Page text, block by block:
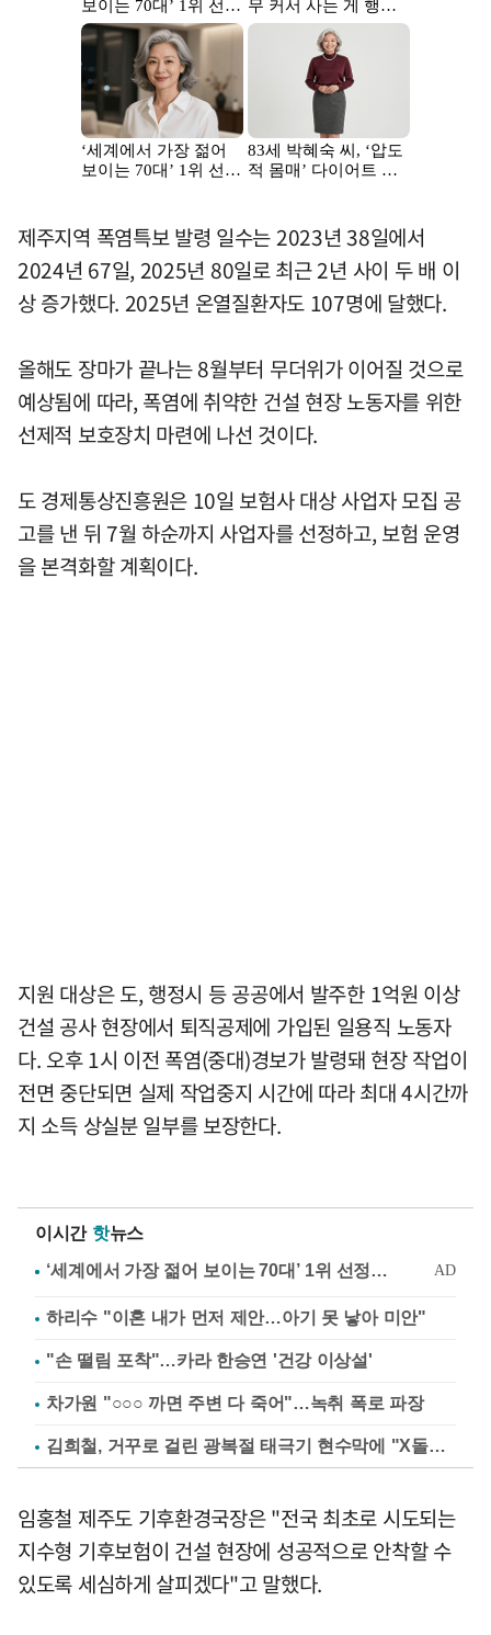
제주지역 폭염특보 발령 일수는 2023년 38일에서
2024년 67일, 2025년 80일로 최근 2년 사이 두 배 이
상 증가했다. 2025년 온열질환자도 107명에 달했다.
올해도 장마가 끝나는 8월부터 무더위가 이어질 것으로
예상됨에 따라, 폭염에 취약한 건설 현장 노동자를 위한
선제적 보호장치 마련에 나선 것이다.
도 경제통상진흥원은 10일 보험사 대상 사업자 모집 공
고를 낸 뒤 7월 하순까지 사업자를 선정하고, 보험 운영
을 본격화할 계획이다.
지원 대상은 도, 행정시 등 공공에서 발주한 1억원 이상
건설 공사 현장에서 퇴직공제에 가입된 일용직 노동자
다. 오후 1시 이전 폭염(중대)경보가 발령돼 현장 작업이
전면 중단되면 실제 작업중지 시간에 따라 최대 4시간까
지 소득 상실분 일부를 보장한다.
이시간 핫뉴스
하리수 "이혼 내가 먼저 제안…아기 못 낳아 미안"
"손 떨림 포착"…카라 한승연 '건강 이상설'
차가원 "○○○ 까면 주변 다 죽어"…녹취 폭로 파장
김희철, 거꾸로 걸린 광복절 태극기 현수막에 "X돌았네"
임홍철 제주도 기후환경국장은 "전국 최초로 시도되는
지수형 기후보험이 건설 현장에 성공적으로 안착할 수
있도록 세심하게 살피겠다"고 말했다.